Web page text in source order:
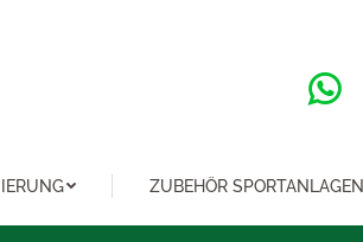
ZUBEHÖR SPORTANLAGEN